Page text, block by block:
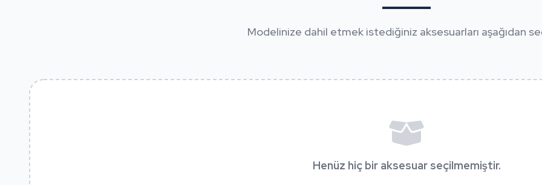
Modelinize dahil etmek istediğiniz aksesuarları aşağıdan
Henüz hiç bir aksesuar seçilmemiştir.